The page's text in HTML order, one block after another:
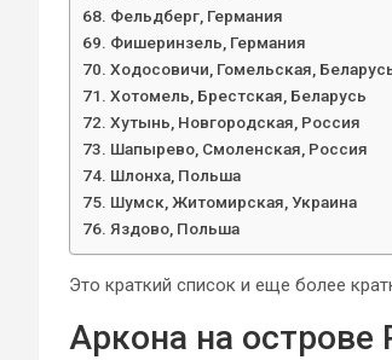
Фельдберг, Германия
Фишеринзель, Германия
Ходосовичи, Гомельская,
Хотомель, Брестская, Беларусь
Хутынь, Новгородская, Россия
Шапырево, Смоленская, Россия
Шлонха, Польша
Шумск, Житомирская, Украина
Яздово, Польша
Это краткий список и еще более
Аркона на острове